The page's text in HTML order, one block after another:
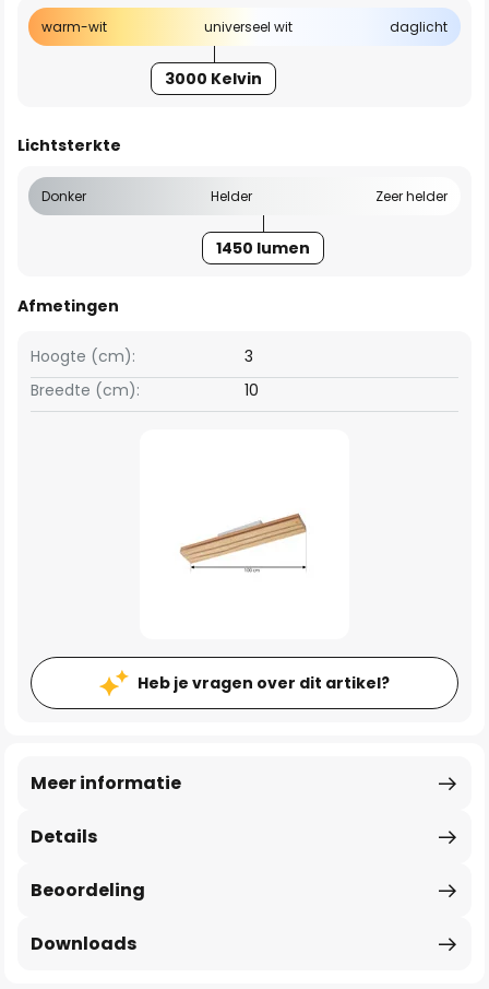
warm-wit universeel wit daglicht
3000 Kelvin
Lichtsterkte
Donker Helder Zeer helder
1450 lumen
Afmetingen
Breedte (cm): 10
Hoogte (cm): 3
Heb je vragen over dit artikel?
Details
Meer informatie
Beoordeling
Downloads